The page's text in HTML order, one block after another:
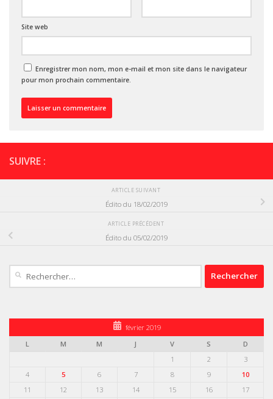
Site web
Enregistrer mon nom, mon e-mail et mon site dans le navigateur
pour mon prochain commentaire.
SUIVRE :
ARTICLE SUIVANT
Édito du 18/02/2019
ARTICLE PRÉCÉDENT
Édito du 05/02/2019
Rechercher :
février 2019
L
M M J V S
D
1
2
3
4
5 6 7 8 9
10
11
12 13 14 15 16
17